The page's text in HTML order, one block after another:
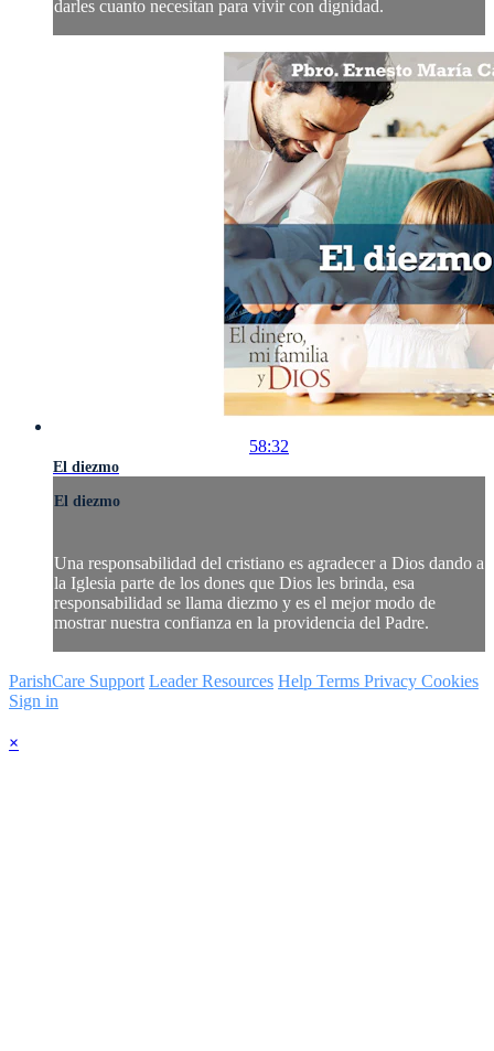
darles cuanto necesitan para vivir con dignidad.
58:32
El diezmo
El diezmo
Una responsabilidad del cristiano es agradecer a Dios dando a
la Iglesia parte de los dones que Dios les brinda, esa
responsabilidad se llama diezmo y es el mejor modo de
mostrar nuestra confianza en la providencia del Padre.
ParishCare Support Leader Resources Help Terms Privacy Cookies
Sign in
×